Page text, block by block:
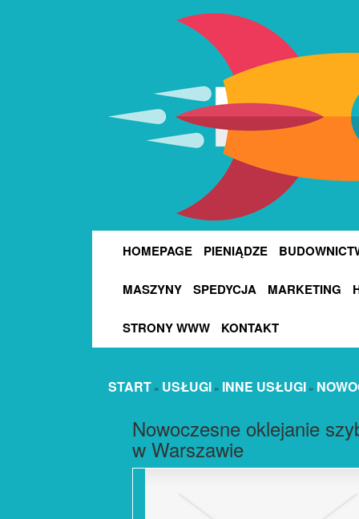
HOMEPAGE PIENIĄDZE
MASZYNY SPEDYCJA MARKETING
STRONY WWW KONTAKT
START » USŁUGI » INNE USŁUGI »
Nowoczesne oklejanie
w Warszawie